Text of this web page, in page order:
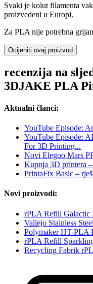
Svaki je kolut filamenta
proizvedeni u Europi.
Za PLA nije potrebna
Ocijeniti ovaj proizvod
recenzija na
3DJAKE PLA
Aktualni članci:
YouTube Episode:
YouTube Episode:
For 3D Printing...
Novi Elegoo Mars
Kupnja 3D printera
PrintaFix Basic –
Novi proizvodi:
rPLA Refill Galactic
Vallejo Stainless
Polymaker HT-PLA
rPLA Refill
Recycling Fabrik